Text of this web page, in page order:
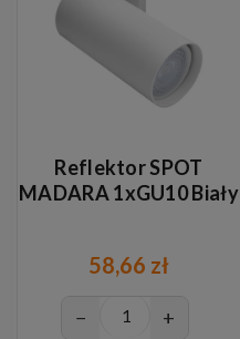
Reflektor SPOT
MADARA 1xGU10 Biały
58,66 zł
− +